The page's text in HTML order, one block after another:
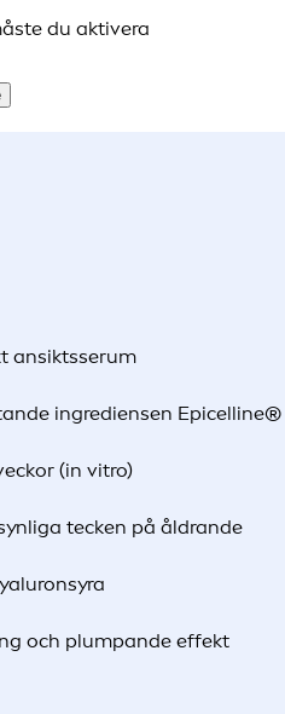
du aktivera
ansiktsserum
ingrediensen Epicelline®
(in vitro)
tecken på åldrande
och plumpande effekt